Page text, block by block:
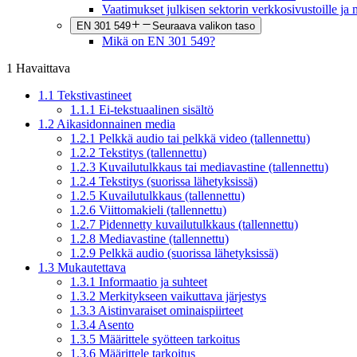
Vaatimukset julkisen sektorin verkkosivustoille ja
EN 301 549 Seuraava valikon taso
Mikä on EN 301 549?
1 Havaittava
1.1 Tekstivastineet
1.1.1 Ei-tekstuaalinen sisältö
1.2 Aikasidonnainen media
1.2.1 Pelkkä audio tai pelkkä video (tallennettu)
1.2.2 Tekstitys (tallennettu)
1.2.3 Kuvailutulkkaus tai mediavastine (tallennettu)
1.2.4 Tekstitys (suorissa lähetyksissä)
1.2.5 Kuvailutulkkaus (tallennettu)
1.2.6 Viittomakieli (tallennettu)
1.2.7 Pidennetty kuvailutulkkaus (tallennettu)
1.2.8 Mediavastine (tallennettu)
1.2.9 Pelkkä audio (suorissa lähetyksissä)
1.3 Mukautettava
1.3.1 Informaatio ja suhteet
1.3.2 Merkitykseen vaikuttava järjestys
1.3.3 Aistinvaraiset ominaispiirteet
1.3.4 Asento
1.3.5 Määrittele syötteen tarkoitus
1.3.6 Määrittele tarkoitus